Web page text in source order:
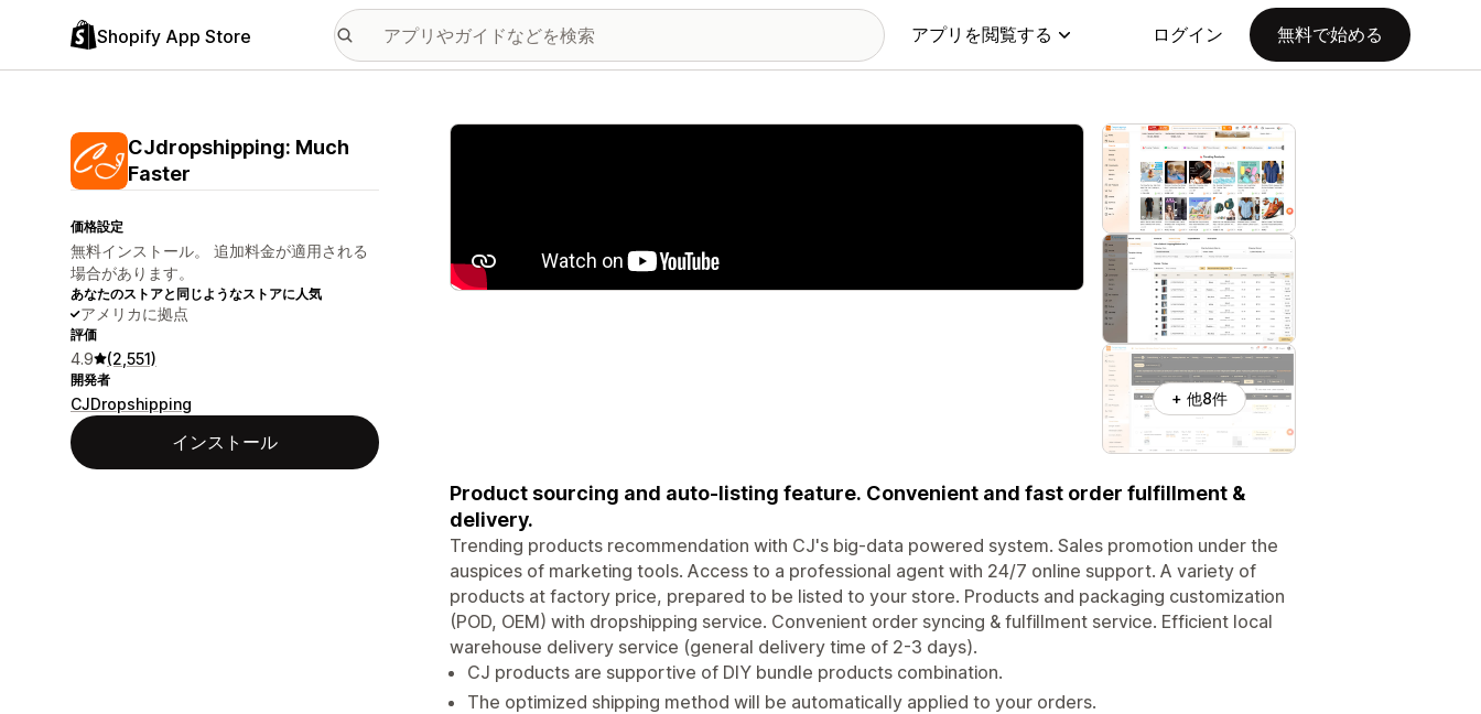
Shopify App Store アプリを閲覧する ログイン 無料で始める
CJdropshipping: Much
Faster
価格設定
無料インストール。 追加料金が適用される
場合があります。
あなたのストアと同じようなストアに人気
アメリカに拠点
評価
4.9 (2,551)
開発者
CJDropshipping
インストール
特集の画像ギャラリー
+ 他8件
Product sourcing and auto-listing feature. Convenient and fast order fulfillment &
delivery.
Trending products recommendation with CJ's big-data powered system. Sales promotion under the
auspices of marketing tools. Access to a professional agent with 24/7 online support. A variety of
products at factory price, prepared to be listed to your store. Products and packaging customization
(POD, OEM) with dropshipping service. Convenient order syncing & fulfillment service. Efficient local
warehouse delivery service (general delivery time of 2-3 days).
CJ products are supportive of DIY bundle products combination.
The optimized shipping method will be automatically applied to your orders.